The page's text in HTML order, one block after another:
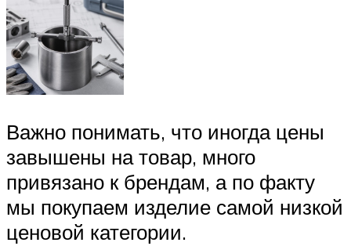
Важно понимать, что иногда цены
завышены на товар, много
привязано к брендам, а по факту
мы покупаем изделие самой низкой
ценовой категории.